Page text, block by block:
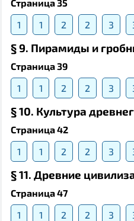
Страница 35
1
1 2 2 3
§ 9. Пирамиды и
Страница 39
1
1 2 2 3
§ 10. Культура
Страница 42
1
1 2 2 3
§ 11. Древние
Страница 47
1
1 2 2 3